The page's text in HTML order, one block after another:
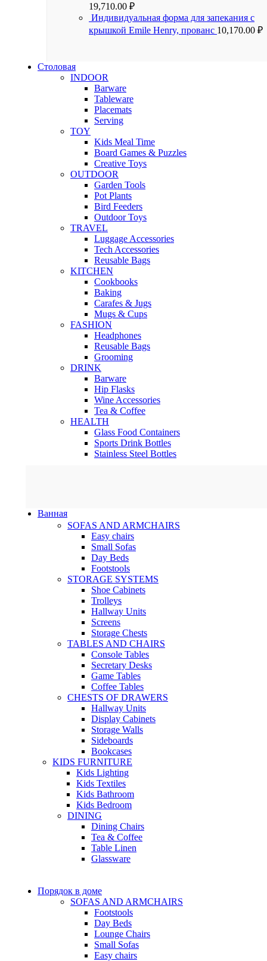
19,710.00 ₽
Индивидуальная форма для запекания с
крышкой Emile Henry, прованс 10,170.00 ₽
Столовая
INDOOR
Barware
Tableware
Placemats
Serving
TOY
Kids Meal Time
Board Games & Puzzles
Creative Toys
OUTDOOR
Garden Tools
Pot Plants
Bird Feeders
Outdoor Toys
TRAVEL
Luggage Accessories
Tech Accessories
Reusable Bags
KITCHEN
Cookbooks
Baking
Carafes & Jugs
Mugs & Cups
FASHION
Headphones
Reusable Bags
Grooming
DRINK
Barware
Hip Flasks
Wine Accessories
Tea & Coffee
HEALTH
Glass Food Containers
Sports Drink Bottles
Stainless Steel Bottles
Ванная
SOFAS AND ARMCHAIRS
Easy chairs
Small Sofas
Day Beds
Footstools
STORAGE SYSTEMS
Shoe Cabinets
Trolleys
Hallway Units
Screens
Storage Chests
TABLES AND CHAIRS
Console Tables
Secretary Desks
Game Tables
Coffee Tables
CHESTS OF DRAWERS
Hallway Units
Display Cabinets
Storage Walls
Sideboards
Bookcases
KIDS FURNITURE
Kids Lighting
Kids Textiles
Kids Bathroom
Kids Bedroom
DINING
Dining Chairs
Tea & Coffee
Table Linen
Glassware
Порядок в доме
SOFAS AND ARMCHAIRS
Footstools
Day Beds
Lounge Chairs
Small Sofas
Easy chairs